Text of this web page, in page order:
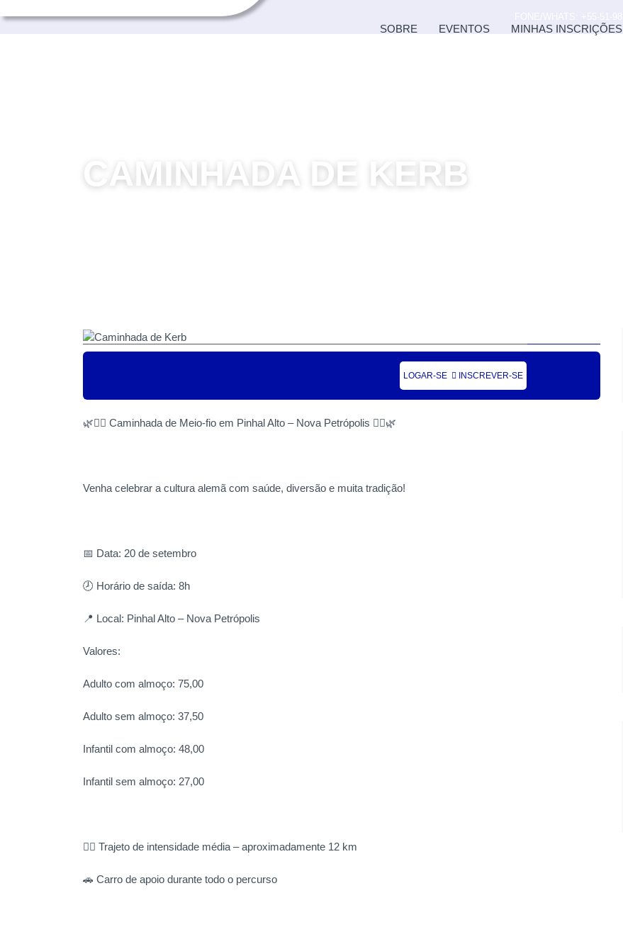
SOBRE EVENTOS MINHAS INSCRIÇÕES
CAMINHADA DE KERB
LOGAR-SE INSCREVER-SE
🌿🚶‍♂️ Caminhada de Meio-fio em Pinhal Alto – Nova Petrópolis 🚶‍♀️🌿
Venha celebrar a cultura alemã com saúde, diversão e muita tradição!
📅 Data: 20 de setembro
🕗 Horário de saída: 8h
📍 Local: Pinhal Alto – Nova Petrópolis
Valores:
Adulto com almoço: 75,00
Adulto sem almoço: 37,50
Infantil com almoço: 48,00
Infantil sem almoço: 27,00
🚶‍♂️ Trajeto de intensidade média – aproximadamente 12 km
🚗 Carro de apoio durante todo o percurso